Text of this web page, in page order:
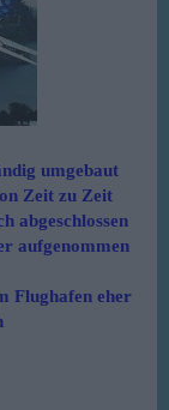
umgebaut
Zeit zu Zeit
abgeschlossen
aufgenommen
Flughafen eher